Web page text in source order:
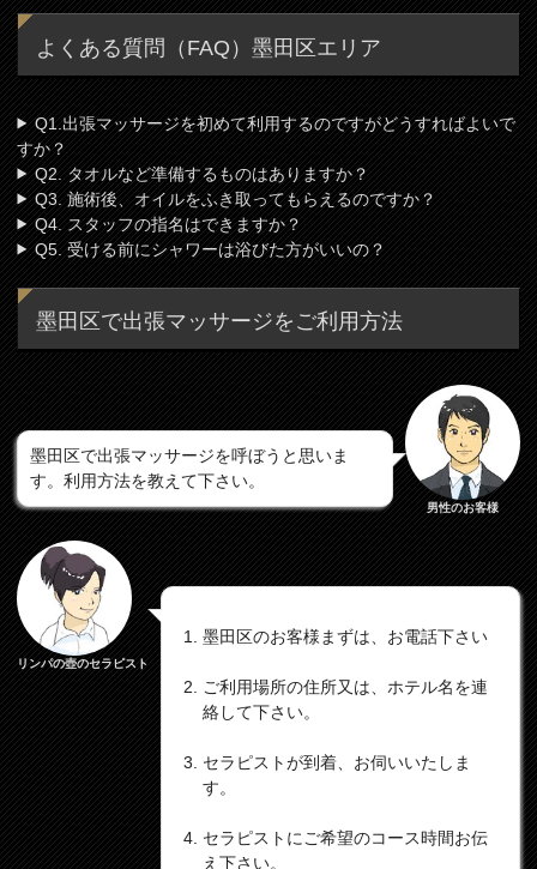
よくある質問（FAQ）墨田区エリア
Q1.出張マッサージを初めて利用するのですがどうすればよいで
すか？
Q2. タオルなど準備するものはありますか？
Q3. 施術後、オイルをふき取ってもらえるのですか？
Q4. スタッフの指名はできますか？
Q5. 受ける前にシャワーは浴びた方がいいの？
墨田区で出張マッサージをご利用方法
墨田区で出張マッサージを呼ぼうと思いま
す。利用方法を教えて下さい。
男性のお客様
リンパの壺のセラピスト
墨田区のお客様まずは、お電話下さい
ご利用場所の住所又は、ホテル名を連
絡して下さい。
セラピストが到着、お伺いいたしま
す。
セラピストにご希望のコース時間お伝
え下さい。